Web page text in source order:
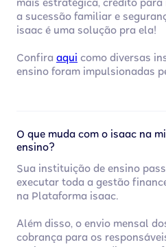
mais estratégica, crédito
a sucessão familiar e
isaac é uma solução pra ela!
Confira aqui como diversas
ensino foram impulsionadas
O que muda com o isaac na
ensino?
Sua instituição de ensino
executar toda a gestão
na Plataforma isaac.
Além disso, o envio mensal
cobrança para os